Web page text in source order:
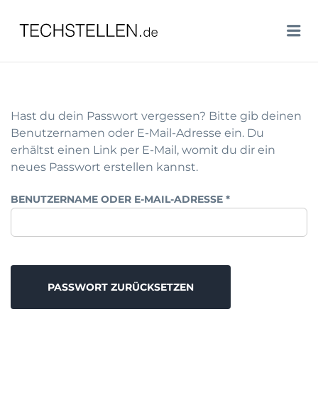
TECHSTELLEN.DE
Hast du dein Passwort vergessen? Bitte gib deinen
Benutzernamen oder E-Mail-Adresse ein. Du
erhältst einen Link per E-Mail, womit du dir ein
neues Passwort erstellen kannst.
BENUTZERNAME ODER E-MAIL-ADRESSE *ERFORDERLICH
PASSWORT ZURÜCKSETZEN